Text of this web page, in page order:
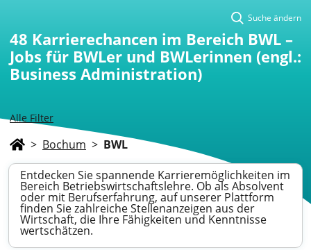
Alle Filter
Suche ändern
48 Karrierechancen im Bereich BWL –
Jobs für BWLer und BWLerinnen (engl.:
Business Administration)
> Bochum > BWL
Entdecken Sie spannende Karrieremöglichkeiten im
Bereich Betriebswirtschaftslehre. Ob als Absolvent
oder mit Berufserfahrung, auf unserer Plattform
finden Sie zahlreiche Stellenanzeigen aus der
Wirtschaft, die Ihre Fähigkeiten und Kenntnisse
wertschätzen.